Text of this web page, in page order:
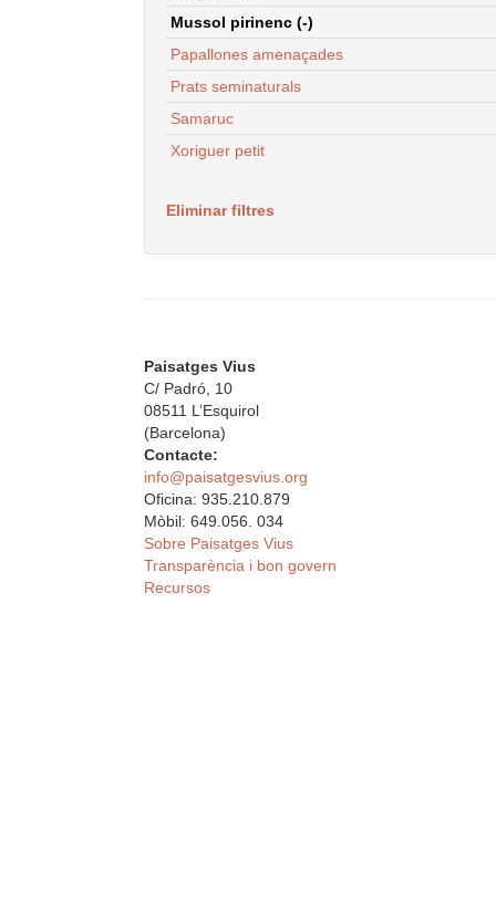
Mussol pirinenc (-)
Papallones amenaçades
Prats seminaturals
Samaruc
Xoriguer petit
Eliminar filtres
Paisatges Vius
C/ Padró, 10
08511 L’Esquirol
(Barcelona)
Contacte:
info@paisatgesvius.org
Oficina: 935.210.879
Mòbil: 649.056. 034
Sobre Paisatges Vius
Transparència i bon govern
Recursos